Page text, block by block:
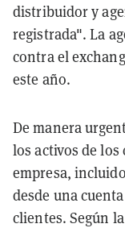
distribuidor y
registrada". La
contra el
este año.
De manera
los activos de
empresa,
desde una
clientes. Según